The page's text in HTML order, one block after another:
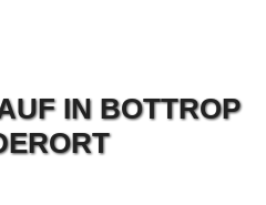
IN BOTTROP